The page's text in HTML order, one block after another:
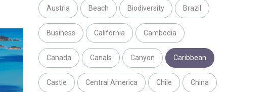
Austria Beach Biodiversity Brazil
Business California Cambodia
Canada Canals Canyon Caribbean
Castle Central America Chile China